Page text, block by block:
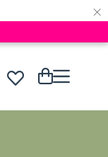
×
Winkelwagen